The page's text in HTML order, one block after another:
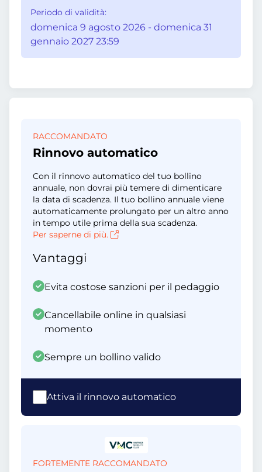
Periodo di validità:
domenica 9 agosto 2026 - domenica 31
gennaio 2027 23:59
RACCOMANDATO
Rinnovo automatico
Con il rinnovo automatico del tuo bollino
annuale, non dovrai più temere di dimenticare
la data di scadenza. Il tuo bollino annuale viene
automaticamente prolungato per un altro anno
in tempo utile prima della sua scadenza.
Per saperne di più.
Vantaggi
Evita costose sanzioni per il pedaggio
Cancellabile online in qualsiasi
momento
Sempre un bollino valido
Attiva il rinnovo automatico
FORTEMENTE RACCOMANDATO